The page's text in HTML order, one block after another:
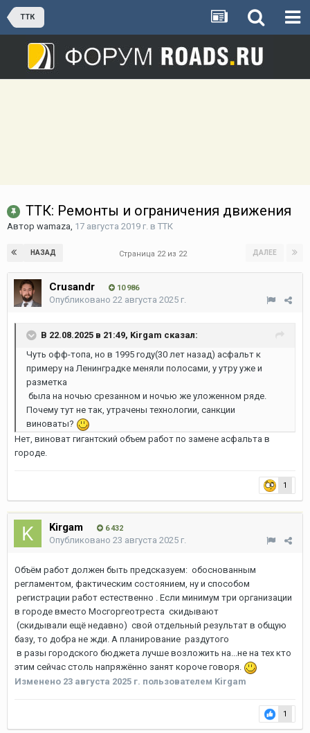
ТТК
ТТК: Ремонты и ограничения движения
Автор wamaza, 17 августа 2019 г. в ТТК
НАЗАД ДАЛЕЕ
Страница 22 из 22
Crusandr 10 986
Опубликовано 22 августа 2025 г.
В 22.08.2025 в 21:49, Kirgam сказал:
Чуть офф-топа, но в 1995 году(30 лет назад) асфальт к
примеру на Ленинградке меняли полосами, у утру уже и
разметка
была на ночью срезанном и ночью же уложенном ряде.
Почему тут не так, утрачены технологии, санкции
виноваты?
Нет, виноват гигантский объем работ по замене асфальта в
городе.
1
Kirgam 6 432
Опубликовано 23 августа 2025 г.
Объём работ должен быть предсказуем: обоснованным
регламентом, фактическим состоянием, ну и способом
регистрации работ естественно . Если минимум три организации
в городе вместо Мосгоргеотреста скидывают
(скидывали ещё недавно) свой отдельный результат в общую
базу, то добра не жди. А планирование раздутого
в разы городского бюджета лучше возложить на...не на тех кто
этим сейчас столь напряжённо занят короче говоря.
Изменено 23 августа 2025 г. пользователем Kirgam
1